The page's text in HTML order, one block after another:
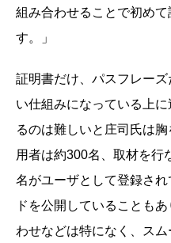
組み合わせることで初め
す。」
証明書だけ、パスフレー
い仕組みになっている上
るのは難しいと庄司氏は
用者は約300名、取材を行
名がユーザとして登録さ
ドを公開していることも
わせなどは特になく、ス